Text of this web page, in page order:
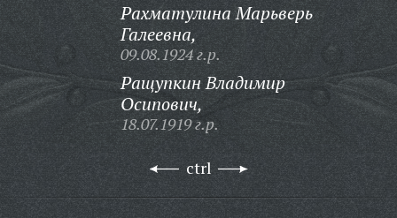
Рахматулина Марьверь
Галеевна,
09.08.1924 г.р.
Ращупкин Владимир
Осипович,
18.07.1919 г.р.
ctrl